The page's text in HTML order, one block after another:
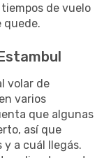
de vuelo
quede.
volar de
varios
que algunas
así que
a cuál llegás.